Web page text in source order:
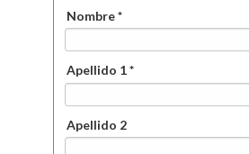
Nombre *
Apellido 1 *
Apellido 2